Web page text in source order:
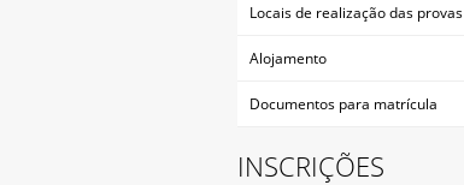
Locais de realização das provas
Alojamento
Documentos para matrícula
INSCRIÇÕES